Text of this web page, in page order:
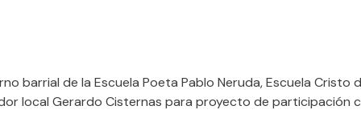
barrial de la Escuela Poeta Pablo Neruda, Escuela Cristo
local Gerardo Cisternas para proyecto de participación